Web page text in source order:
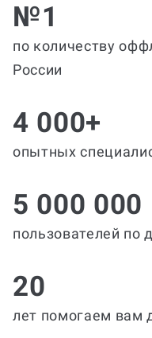
№1
по количеству
России
4 000+
опытных
5 000 000
пользователей по
20
лет помогаем вам